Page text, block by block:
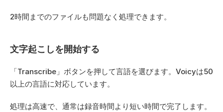
2時間までのファイルも問題なく処理できます。
文字起こしを開始する
「Transcribe」ボタンを押して言語を選びます。Voicyは50
以上の言語に対応しています。
処理は高速で、通常は録音時間より短い時間で完了します。